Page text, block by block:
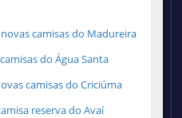
camisas do Madureira
do Água Santa
camisas do Criciúma
reserva do Avaí